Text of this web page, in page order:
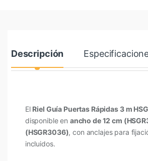
Descripción
El Riel Guía Puertas Rápidas 3 m
disponible en ancho de 12 cm
(HSGR3036), con anclajes para
incluidos.